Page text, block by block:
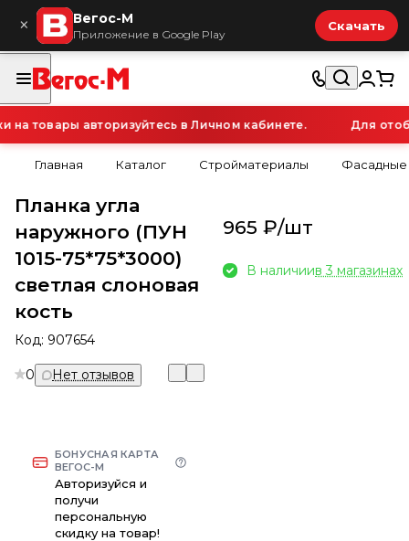
× Вегос-М
Приложение в Google Play
Скачать
товары авторизуйтесь в Личном кабинете. Для
Главная Каталог Стройматериалы Фасадные
Планка угла
наружного (ПУН
1015-75*75*3000)
светлая слоновая
кость
Код: 907654
0 Нет отзывов
БОНУСНАЯ КАРТА
ВЕГОС-М
Авторизуйся и
получи
персональную
скидку на товар!
965 ₽/шт
В наличиив 3 магазинах